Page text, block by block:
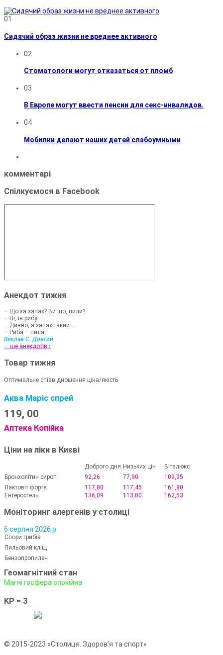
01
Сидячий образ жизни не вреднее активного
02
Стоматологи могут отказаться от пломб
03
В Европе могут ввести пенсии для секс-инвалидов.
04
Мобилки делают наших детей слабоумными
комментарі
Спілкуємося в Facebook
Анекдот тижня
– Що за запах? Ви що, пили?
– Ні, їв рибу.
– Дивно, а запах такий...
– Риба – пила!
Виклав С. Довгий
... ще анекдотів ›
Товар тижня
Оптимальне співвідношення ціна/якість
Аква Маріс спрей
119, 00
Аптека Копійка
Ціни на ліки в Києві
Доброго дня Низьких цін
Віталюкс
Бронхолітин сироп
92,26 77,90
109,95
Лактовіт форте
117,80 117,45
161,80
Ентеросгель
136,09 113,00 162,53
Моніторинг алергенів у столиці
6 серпня 2026 р.
Спори грибів
Пильовий кліщ
Бензопропилен
Геомагнітний стан
Магнітосфера спокійна
KP = 3
© 2015-2023 «Столиця. Здоров'я та спорт»